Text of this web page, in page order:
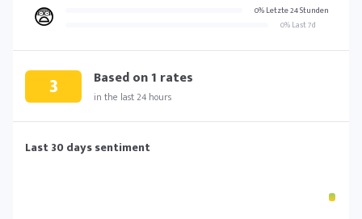
😨
0% Letzte 24 Stunden
0% Last 7d
3 Based on1 rates
in the last 24 hours
Last 30 days sentiment